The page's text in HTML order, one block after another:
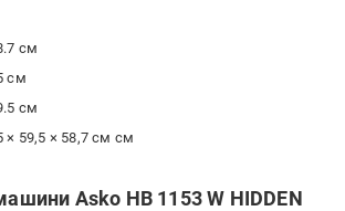
см
см
см
× 59,5 × 58,7 см см
Asko HB 1153 W HIDDEN